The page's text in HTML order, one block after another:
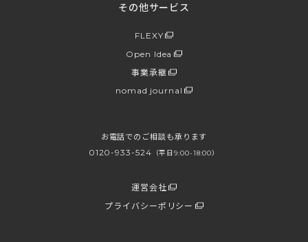
その他サービス
FLEXY
Open Idea
事業承継
nomad journal
お電話でのご相談も承ります
0120-933-524 （平日9:00-18:00）
運営会社
プライバシーポリシー